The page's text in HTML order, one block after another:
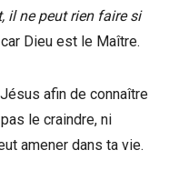
il ne peut rien faire si
car Dieu est le Maître.
afin de connaître
le craindre, ni
amener dans ta vie.